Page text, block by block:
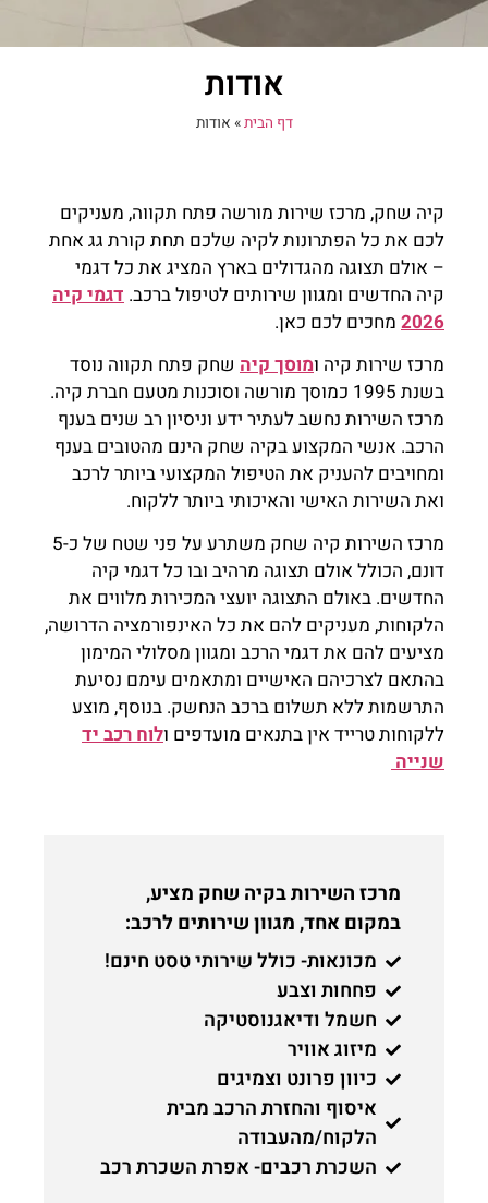
אודות
דף הבית» אודות
קיה שחק, מרכז שירות מורשה פתח תקווה, מעניקים
לכם את כל הפתרונות לקיה שלכם תחת קורת גג אחת
– אולם תצוגה מהגדולים בארץ המציג את כל דגמי
קיה החדשים ומגוון שירותים לטיפול ברכב. דגמי קיה
2026 מחכים לכם כאן.
מרכז שירות קיה ומוסך קיה שחק פתח תקווה נוסד
בשנת 1995 כמוסך מורשה וסוכנות מטעם חברת קיה.
מרכז השירות נחשב לעתיר ידע וניסיון רב שנים בענף
הרכב. אנשי המקצוע בקיה שחק הינם מהטובים בענף
ומחויבים להעניק את הטיפול המקצועי ביותר לרכב
ואת השירות האישי והאיכותי ביותר ללקוח.
מרכז השירות קיה שחק משתרע על פני שטח של כ-5
דונם, הכולל אולם תצוגה מרהיב ובו כל דגמי קיה
החדשים. באולם התצוגה יועצי המכירות מלווים את
הלקוחות, מעניקים להם את כל האינפורמציה הדרושה,
מציעים להם את דגמי הרכב ומגוון מסלולי המימון
בהתאם לצרכיהם האישיים ומתאמים עימם נסיעת
התרשמות ללא תשלום ברכב הנחשק. בנוסף, מוצע
ללקוחות טרייד אין בתנאים מועדפים ולוח רכב יד
שנייה
מרכז השירות בקיה שחק מציע,
במקום אחד, מגוון שירותים לרכב:
מכונאות- כולל שירותי טסט חינם!
פחחות וצבע
חשמל ודיאגנוסטיקה
מיזוג אוויר
כיוון פרונט וצמיגים
איסוף והחזרת הרכב מבית
הלקוח/מהעבודה
השכרת רכבים- אפרת השכרת רכב